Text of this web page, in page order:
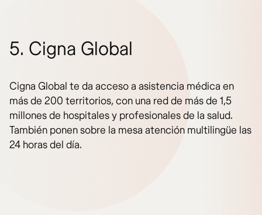
5. Cigna Global
Cigna Global te da acceso a asistencia médica en
más de 200 territorios, con una red de más de 1,5
millones de hospitales y profesionales de la salud.
También ponen sobre la mesa atención multilingüe las
24 horas del día.